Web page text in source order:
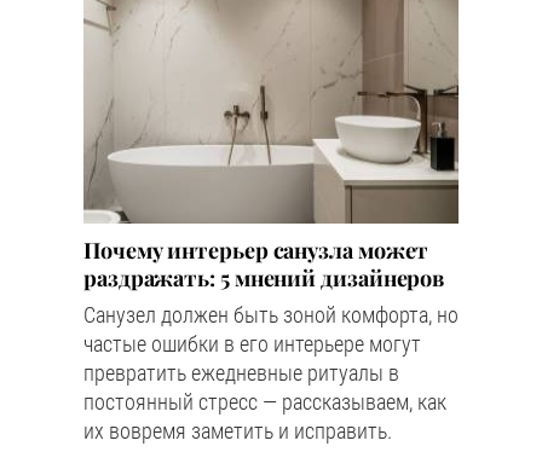
Почему интерьер санузла может
раздражать: 5 мнений дизайнеров
Санузел должен быть зоной комфорта, но
частые ошибки в его интерьере могут
превратить ежедневные ритуалы в
постоянный стресс — рассказываем, как
их вовремя заметить и исправить.